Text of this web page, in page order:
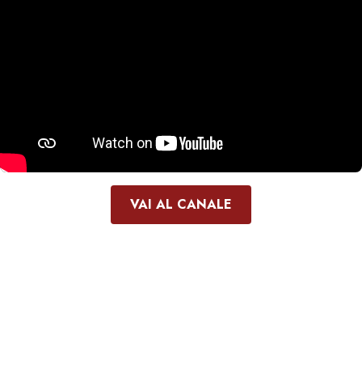
VAI AL CANALE